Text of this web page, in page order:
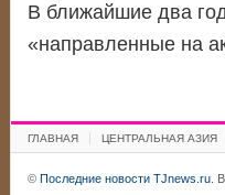
В ближайшие два
«направленные на
ГЛАВНАЯ ЦЕНТРАЛЬНАЯ АЗИЯ
© Последние новости TJnews.ru.